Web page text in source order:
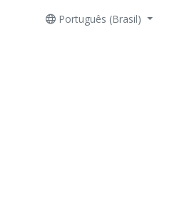
Português (Brasil)